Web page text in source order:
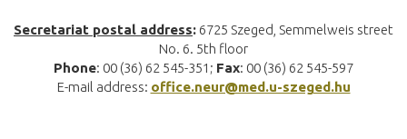
Secretariat postal address: 6725 Szeged, Semmelweis street
No. 6. 5th floor
Phone: 00 (36) 62 545-351; Fax: 00 (36) 62 545-597
E-mail address: office.neur@med.u-szeged.hu